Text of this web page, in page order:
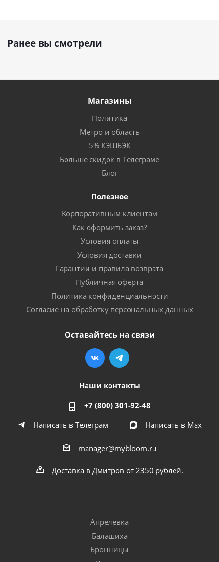
Ранее вы смотрели
Магазины
Политика
Метро и область
5% КЭШБЭК
Больше скидок в Телеграме
Блог
Полезное
Корпоративным клиентам
Как оформить заказ?
Условия оплаты
Условия доставки
Гарантии и правила возврата
Публичная оферта
Политика конфиденциальности
Согласие на обработку персональных данных
Оставайтесь на связи
Наши контакты
+7 (800) 301-92-48
Написать в Телеграм
Написать в Мах
manager@mybloom.ru
Доставка в Дмитров от 2350 рублей.
Апрелевка
Балашиха
Бронницы